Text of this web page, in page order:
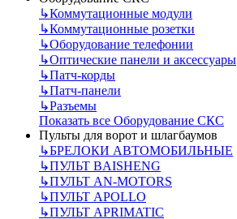
↳Коммутационные модули
↳Коммутационные розетки
↳Оборудование телефонии
↳Оптические панели и аксессуары
↳Патч-корды
↳Патч-панели
↳Разъемы
Показать все Оборудование СКС
Пульты для ворот и шлагбаумов
↳БРЕЛОКИ АВТОМОБИЛЬНЫЕ
↳ПУЛЬТ BAISHENG
↳ПУЛЬТ AN-MOTORS
↳ПУЛЬТ APOLLO
↳ПУЛЬТ APRIMATIC